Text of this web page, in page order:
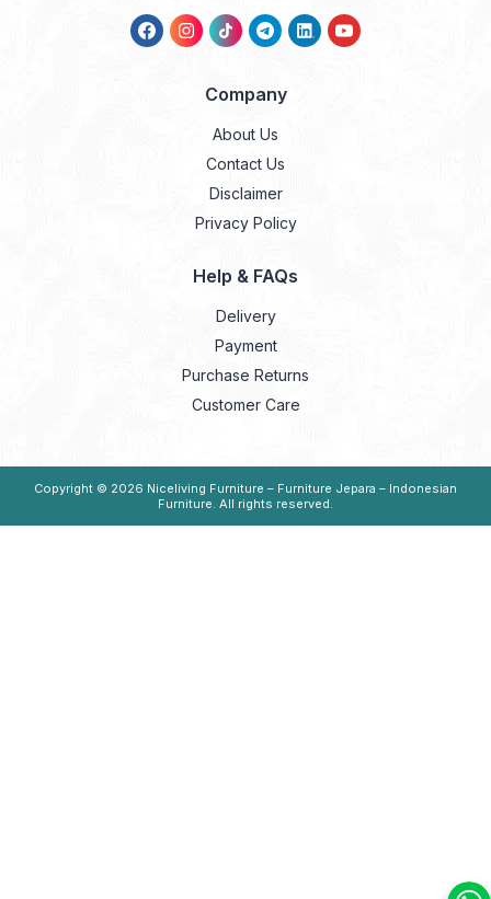
Company
About Us
Contact Us
Disclaimer
Privacy Policy
Help & FAQs
Delivery
Payment
Purchase Returns
Customer Care
Copyright © 2026 Niceliving Furniture – Furniture Jepara – Indonesian
Furniture. All rights reserved.